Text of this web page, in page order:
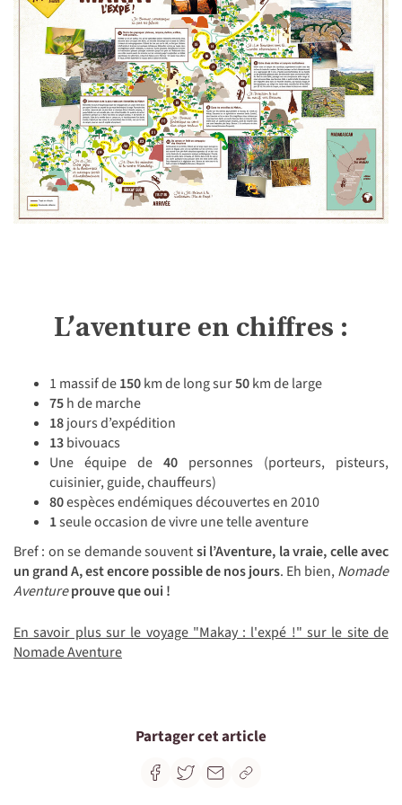
L’aventure en chiffres :
1 massif de150km de long sur50km de large
75h de marche
18jours d’expédition
13bivouacs
Une équipe de 40 personnes (porteurs, pisteurs,
cuisinier, guide, chauffeurs)
80espèces endémiques découvertes en 2010
1seule occasion de vivre une telle aventure
Bref : on se demande souventsi l’Aventure, la vraie, celle avec
un grand A, est encore possible de nos jours. Eh bien,Nomade
Aventureprouve que oui !
En savoir plus sur le voyage "Makay : l'expé !" sur le site de
Nomade Aventure
Partager cet article